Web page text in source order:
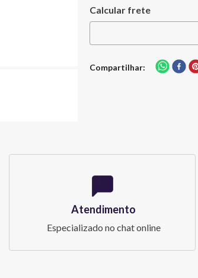
Compartilhar
Atendimento
Especializado no chat online